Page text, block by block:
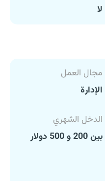
لا
مجال العمل
الإدارة
الدخل الشهري
بين 200 و 500 دولار